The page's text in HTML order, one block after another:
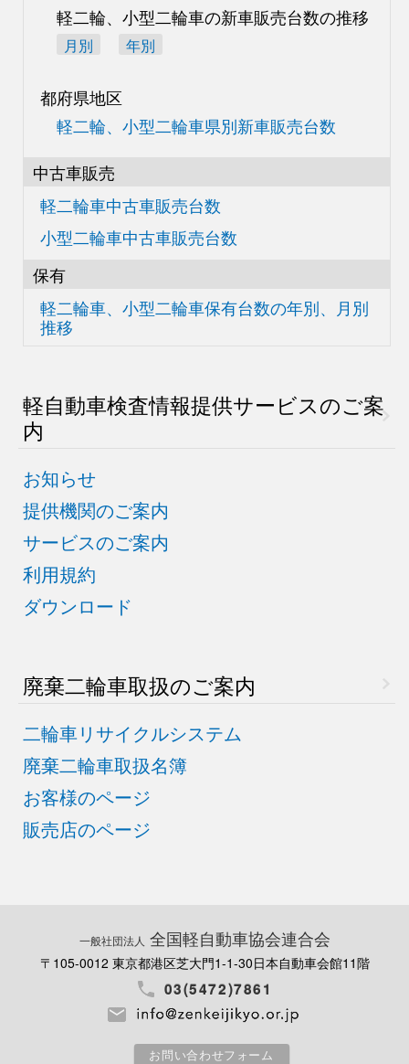
軽二輪、小型二輪車の新車販売台数の推移
月別 年別
都府県地区
軽二輪、小型二輪車県別新車販売台数
中古車販売
軽二輪車中古車販売台数
小型二輪車中古車販売台数
保有
軽二輪車、小型二輪車保有台数の年別、月別
推移
軽自動車検査情報提供サービスのご案
内
お知らせ
提供機関のご案内
サービスのご案内
利用規約
ダウンロード
廃棄二輪車取扱のご案内
二輪車リサイクルシステム
廃棄二輪車取扱名簿
お客様のページ
販売店のページ
一般社団法人 全国軽自動車協会連合会
〒105-0012 東京都港区芝大門1-1-30日本自動車会館11階
03(5472)7861
お問い合わせフォーム